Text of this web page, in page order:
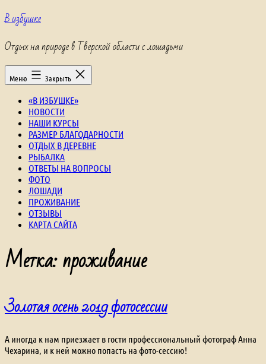
Перейти
к
В избушке
Отдых на природе в Тверской области с лошадьми
Меню Закрыть
«В ИЗБУШКЕ»
НОВОСТИ
НАШИ КУРСЫ
РАЗМЕР БЛАГОДАРНОСТИ
ОТДЫХ В ДЕРЕВНЕ
РЫБАЛКА
ОТВЕТЫ НА ВОПРОСЫ
ФОТО
ЛОШАДИ
ПРОЖИВАНИЕ
ОТЗЫВЫ
КАРТА САЙТА
Метка:проживание
Золотая осень 2019 фотосессии
А иногда к нам приезжает в гости профессиональный фотограф Анна
Чехарина, и к ней можно попасть на фото-сессию!